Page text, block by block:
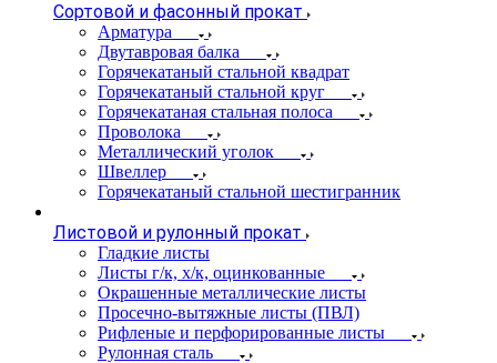
Сортовой и фасонный прокат
Арматура
Двутавровая балка
Горячекатаный стальной квадрат
Горячекатаный стальной круг
Горячекатаная стальная полоса
Проволока
Металлический уголок
Швеллер
Горячекатаный стальной шестигранник
Листовой и рулонный прокат
Гладкие листы
Листы г/к, х/к, оцинкованные
Окрашенные металлические листы
Просечно-вытяжные листы (ПВЛ)
Рифленые и перфорированные листы
Рулонная сталь